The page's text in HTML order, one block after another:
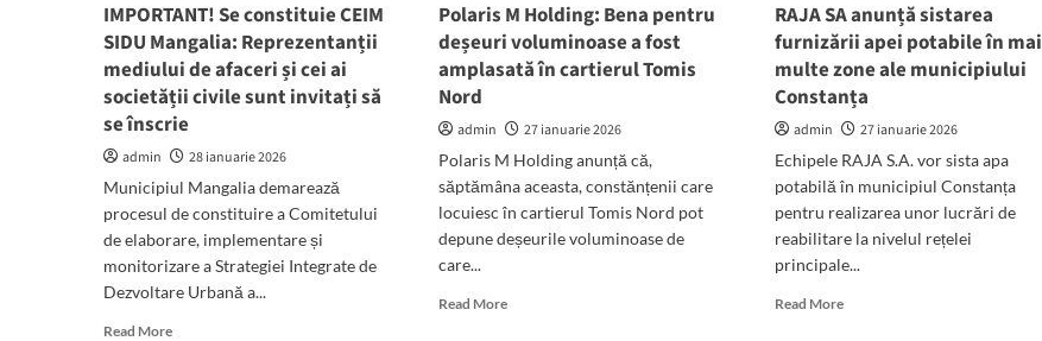
a
a
Școlii
s-
ar
de
la
IMPORTANT! Se constituie CEIM
SIDU Mangalia: Reprezentanții
mediului de afaceri și cei ai
societății civile sunt invitați să
se înscrie
admin
28 ianuarie 2026
Municipiul Mangalia demarează
procesul de constituire a Comitetului
de elaborare, implementare și
monitorizare a Strategiei Integrate de
Dezvoltare Urbană a...
Read MoreRead
Polaris M Holding: Bena pentru
deșeuri voluminoase a fost
amplasată în cartierul Tomis
Nord
admin
27 ianuarie 2026
Polaris M Holding anunță că,
săptămâna aceasta, constănțenii care
locuiesc în cartierul Tomis Nord pot
depune deșeurile voluminoase de
care...
Read MoreRead
RAJA SA anunță sistarea
furnizării apei potabile în mai
multe zone ale municipiului
Constanța
admin
27 ianuarie 2026
Echipele RAJA S.A. vor sista apa
potabilă în municipiul Constanța
pentru realizarea unor lucrări de
reabilitare la nivelul rețelei
principale...
Read MoreRead